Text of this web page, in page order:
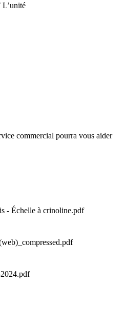
L’unité
commercial pourra vous aider
- Échelle à crinoline.pdf